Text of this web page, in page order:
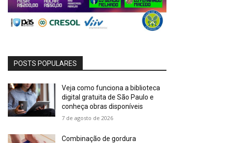
POSTS POPULARES
Veja como funciona a biblioteca
digital gratuita de São Paulo e
conheça obras disponíveis
7 de agosto de 2026
Combinação de gordura